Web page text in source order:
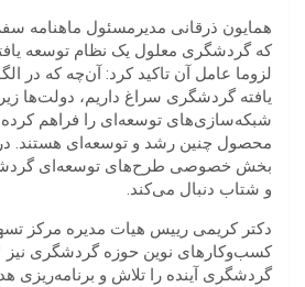
همایون ذرقانی مدیرمسئول ماهنامه
که گردشگری معلول یک نظام توسعه
لزوما عامل آن تاکید کرد: آن‌چه که در
یافته گردشگری سراغ داریم، دولت‌ها
شبکه‌سازی‌های توسعه‌ای را فراهم
محصول چنین رشد و توسعه‌ای هستند.
بخش خصوصی طرح‌های توسعه‌ای
و شتاب دنبال می‌کند.
دکتر کریمی رییس هیات مدیره مرکز
کسب‌وکارهای نوین حوزه گردشگری نیز
گردشگری آینده را تلاش و برنامه‌ریزی